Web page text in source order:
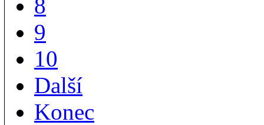
8
9
10
Další
Konec